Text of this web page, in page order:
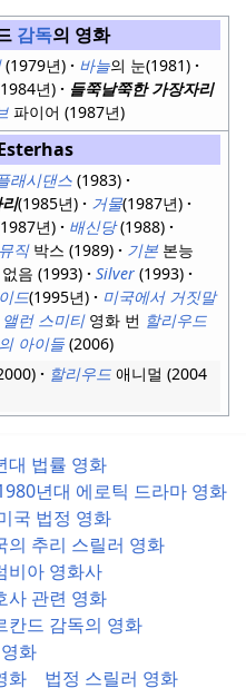
감독의 영화
(1979년) 바늘의 눈(1981)
년)
들쭉날쭉한 가장자리
파이어 (1987년)
래시댄스(1983)
(1985년) 거물(1987년)
년) 배신당(1988)
뮤직박스 (1989) 기본본능
음 (1993) Silver(1993)
드(1995년)
미국에서 거짓말
앨런 스미티영화 번 할리우드
아이들(2006)
할리우드애니멀 (2004
대 법률 영화
년대 에로틱 드라마 영화
국 법정 영화
의 추리 스릴러 영화
비아 영화사
사 관련 영화
칸드 감독의 영화
화
화
법정 스릴러 영화